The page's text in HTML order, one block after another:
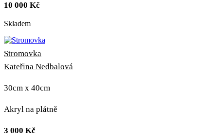
10 000 Kč
Skladem
Stromovka
Kateřina Nedbalová
30cm x 40cm
Akryl na plátně
3 000 Kč